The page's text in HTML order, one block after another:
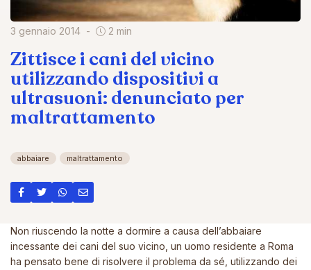
3 gennaio 2014 2 min
Zittisce i cani del vicino
utilizzando dispositivi a
ultrasuoni: denunciato per
maltrattamento
abbaiare maltrattamento
Non riuscendo la notte a dormire a causa dell’abbaiare
incessante dei cani del suo vicino, un uomo residente a Roma
ha pensato bene di risolvere il problema da sé, utilizzando dei